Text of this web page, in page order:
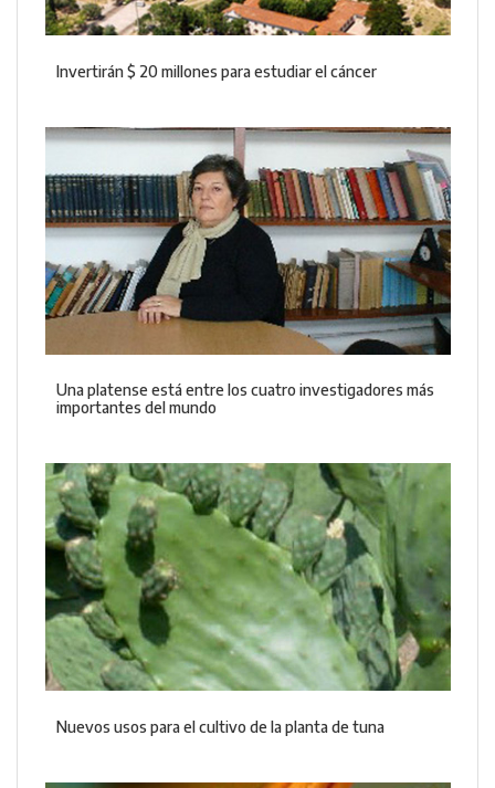
Invertirán $ 20 millones para estudiar el cáncer
Una platense está entre los cuatro investigadores más
importantes del mundo
Nuevos usos para el cultivo de la planta de tuna